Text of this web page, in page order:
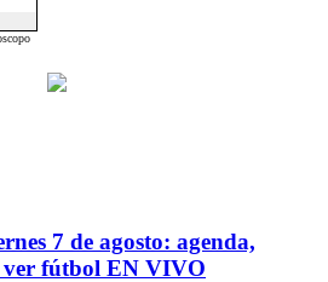
7 de agosto: agenda,
fútbol EN VIVO